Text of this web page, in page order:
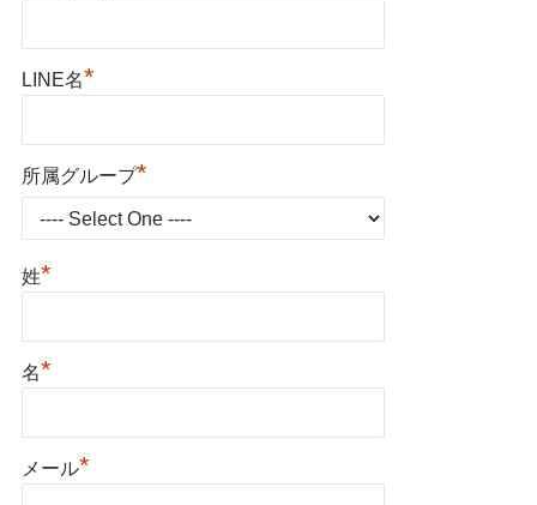
LINE名*
所属グループ*
姓*
名*
メール*